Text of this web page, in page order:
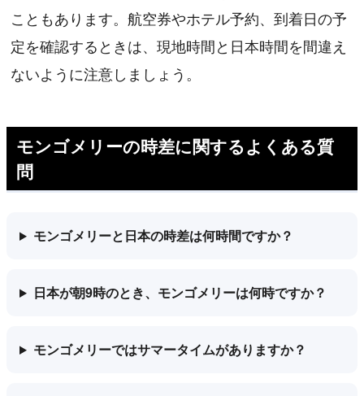
こともあります。航空券やホテル予約、到着日の予
定を確認するときは、現地時間と日本時間を間違え
ないように注意しましょう。
モンゴメリーの時差に関するよくある質
問
モンゴメリーと日本の時差は何時間ですか？
日本が朝9時のとき、モンゴメリーは何時ですか？
モンゴメリーではサマータイムがありますか？